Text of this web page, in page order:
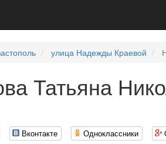
улица Надежды Краевой
Татьяна
Вконтакте Одноклассники